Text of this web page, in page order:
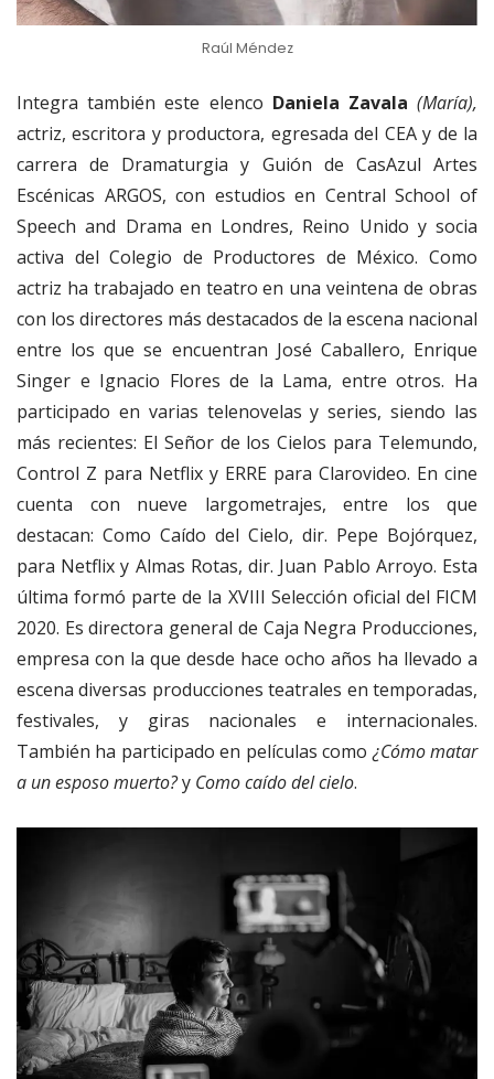
Raúl Méndez
Integra también este elenco Daniela Zavala(María),
actriz, escritora y productora, egresada del CEA y de la
carrera de Dramaturgia y Guión de CasAzul Artes
Escénicas ARGOS, con estudios en Central School of
Speech and Drama en Londres, Reino Unido y socia
activa del Colegio de Productores de México. Como
actriz ha trabajado en teatro en una veintena de obras
con los directores más destacados de la escena nacional
entre los que se encuentran José Caballero, Enrique
Singer e Ignacio Flores de la Lama, entre otros. Ha
participado en varias telenovelas y series, siendo las
más recientes: El Señor de los Cielos para Telemundo,
Control Z para Netflix y ERRE para Clarovideo. En cine
cuenta con nueve largometrajes, entre los que
destacan: Como Caído del Cielo, dir. Pepe Bojórquez,
para Netflix y Almas Rotas, dir. Juan Pablo Arroyo. Esta
última formó parte de la XVIII Selección oficial del FICM
2020. Es directora general de Caja Negra Producciones,
empresa con la que desde hace ocho años ha llevado a
escena diversas producciones teatrales en temporadas,
festivales, y giras nacionales e internacionales.
También ha participado en películas como¿Cómo matar
a un esposo muerto?y Como caído del cielo.